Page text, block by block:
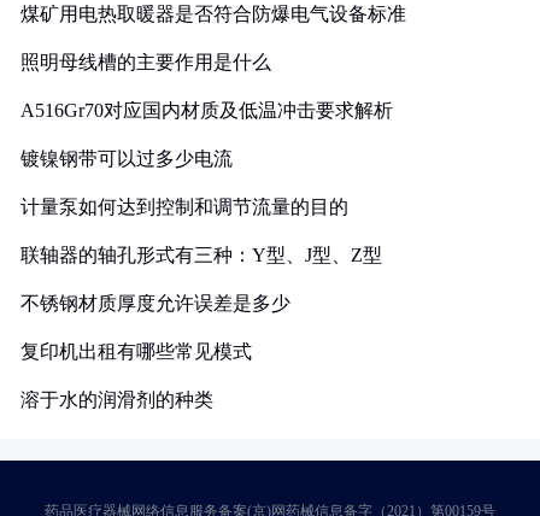
煤矿用电热取暖器是否符合防爆电气设备标准
照明母线槽的主要作用是什么
A516Gr70对应国内材质及低温冲击要求解析
镀镍钢带可以过多少电流
计量泵如何达到控制和调节流量的目的
联轴器的轴孔形式有三种：Y型、J型、Z型
不锈钢材质厚度允许误差是多少
复印机出租有哪些常见模式
溶于水的润滑剂的种类
药品医疗器械网络信息服务备案(京)网药械信息备字（2021）第00159号